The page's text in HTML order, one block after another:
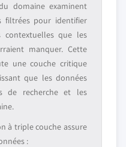
domaine examinent
filtrées pour identifier
contextuelles que les
manquer. Cette
une couche critique
que les données
de recherche et les
à triple couche assure
: